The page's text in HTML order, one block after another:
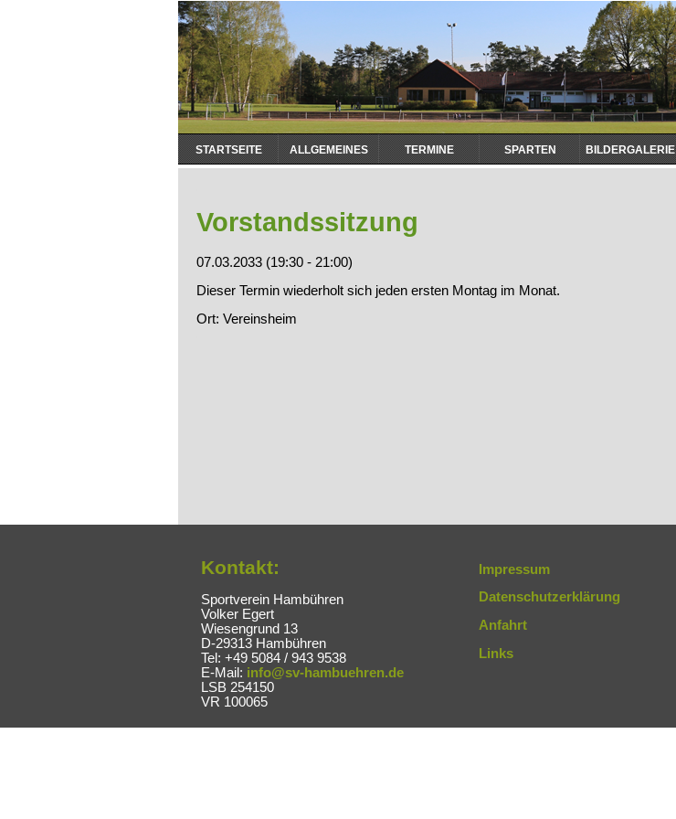
Navigation
überspringen
STARTSEITE ALLGEMEINES TERMINE SPARTEN BILDERGALERIE
Vorstandssitzung
07.03.2033 (19:30 - 21:00)
Dieser Termin wiederholt sich jeden ersten Montag im Monat.
Ort: Vereinsheim
Kontakt:
Sportverein Hambühren
Volker Egert
Wiesengrund 13
D-29313 Hambühren
Tel: +49 5084 / 943 9538
E-Mail: info@sv-hambuehren.de
LSB 254150
VR 100065
Impressum
Datenschutzerklärung
Anfahrt
Links